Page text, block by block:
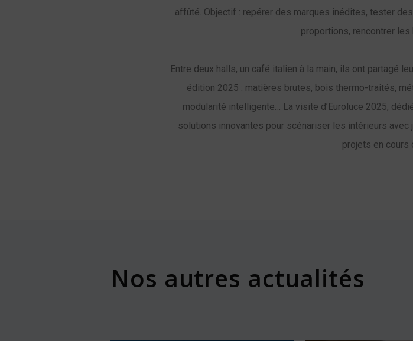
affûté. Objectif : repérer des marques inédites, tester
proportions, rencontrer
Entre deux halls, un café italien à la main, ils ont partagé
édition 2025 : matières brutes, bois thermo-traités,
modularité intelligente… La visite d’Euroluce 2025,
solutions innovantes pour scénariser les intérieurs
projets en cours
Nos autres actualités